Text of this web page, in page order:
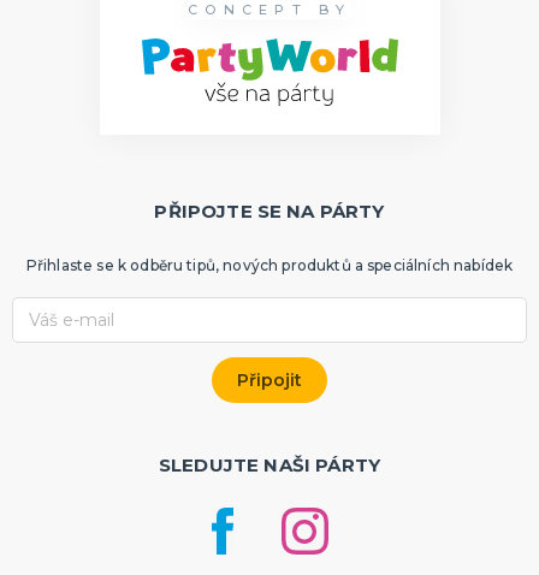
CONCEPT BY
PŘIPOJTE SE NA PÁRTY
Přihlaste se k odběru tipů, nových produktů a speciálních nabídek
SLEDUJTE NAŠI PÁRTY